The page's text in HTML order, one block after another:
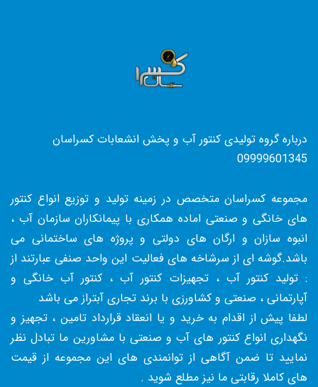
درباره گروه تولیدی کنتور آب و پخش انشعابات کسراسان
09999601345
مجموعه کسراسان متخصص در زمینه تولید و توزیع انواع کنتور
های خانگی و صنعتی اماده همکاری با پیمانکاران سازمان آب ،
انبوه سازان و ارگان های دولتی و پروژه های ساختمانی می
باشد.گوشه ای از سرشاخه های فعالیت این واحد صنفی عبارتند از
: تولید کنتور آب ، تجهیزات کنتور آب ، کنتور آب خانگی و
آپارتمانی ، صنعتی و کشاورزی با برند تجاری آبتراز می باشد
لطفا پیش از اقدام به خرید و یا انعقاد قرارداد تامین ، تجهیز و
نگهداری انواع کنتور های آب و صنعتی با مشاورین ما تبادل نظر
نمایید تا ضمن آگاهی از توانمندی های این مجموعه از قیمت
های کاملا رقابتی ما نیز مطلع شوید .